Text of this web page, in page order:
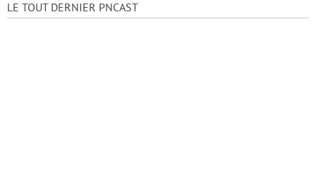
LE TOUT DERNIER PNCAST